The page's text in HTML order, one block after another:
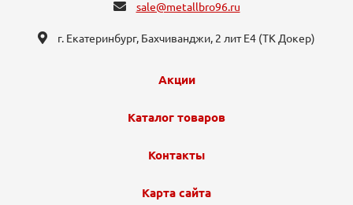
sale@metallbro96.ru
г. Екатеринбург, ​Бахчиванджи, 2 лит Е4 (ТК Докер​)
Акции
Каталог товаров
Контакты
Карта сайта